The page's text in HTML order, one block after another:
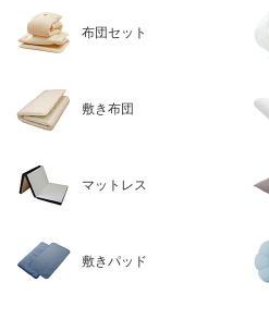
布団セット
敷き布団
マットレス
敷きパッド